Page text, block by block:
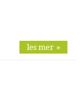
les mer »